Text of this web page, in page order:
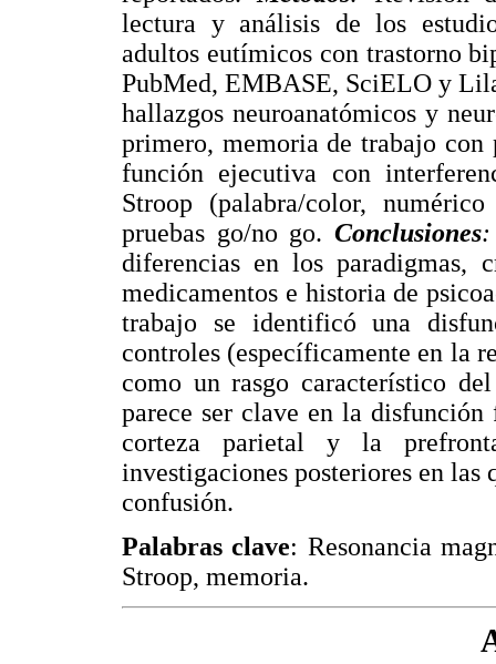
lectura y análisis de los
adultos eutímicos con trastorno
PubMed, EMBASE, SciELO y
hallazgos neuroanatómicos y
primero, memoria de trabajo con
función ejecutiva con
Stroop (palabra/color,
pruebas go/no go. Conclusiones:
diferencias en los paradigmas,
medicamentos e historia de
trabajo se identificó una
controles (específicamente en la
como un rasgo característico
parece ser clave en la
corteza parietal y la
investigaciones posteriores en
confusión.
Palabras clave: Resonancia
Stroop, memoria.